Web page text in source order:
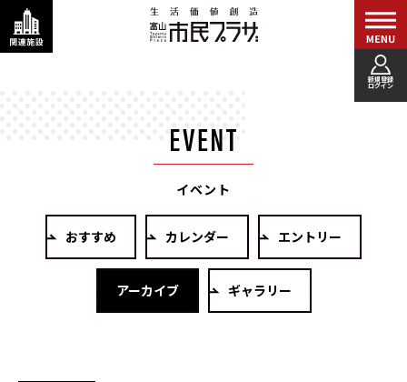
新規登録
ログイン
イベント
おすすめ カレンダー エントリー
アーカイブ ギャラリー